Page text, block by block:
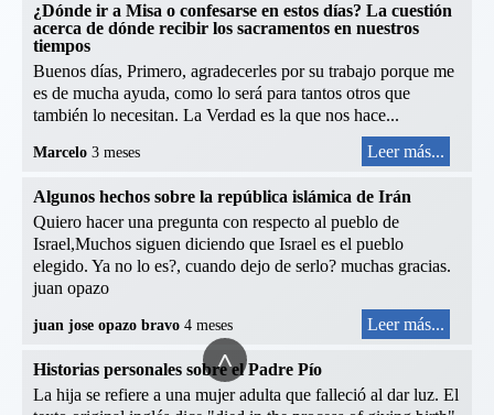
¿Dónde ir a Misa o confesarse en estos días? La cuestión
acerca de dónde recibir los sacramentos en nuestros
tiempos
Buenos días, Primero, agradecerles por su trabajo porque me
es de mucha ayuda, como lo será para tantos otros que
también lo necesitan. La Verdad es la que nos hace...
Marcelo 3 meses Leer más...
Algunos hechos sobre la república islámica de Irán
Quiero hacer una pregunta con respecto al pueblo de
Israel,Muchos siguen diciendo que Israel es el pueblo
elegido. Ya no lo es?, cuando dejo de serlo? muchas gracias.
juan opazo
juan jose opazo bravo 4 meses Leer más...
Historias personales sobre el Padre Pío
La hija se refiere a una mujer adulta que falleció al dar luz. El
^